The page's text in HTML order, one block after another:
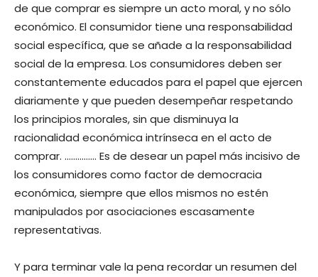
de que comprar es siempre un acto moral, y no sólo
económico. El consumidor tiene una responsabilidad
social específica, que se añade a la responsabilidad
social de la empresa. Los consumidores deben ser
constantemente educados para el papel que ejercen
diariamente y que pueden desempeñar respetando
los principios morales, sin que disminuya la
racionalidad económica intrínseca en el acto de
comprar. …………… Es de desear un papel más incisivo de
los consumidores como factor de democracia
económica, siempre que ellos mismos no estén
manipulados por asociaciones escasamente
representativas.
Y para terminar vale la pena recordar un resumen del